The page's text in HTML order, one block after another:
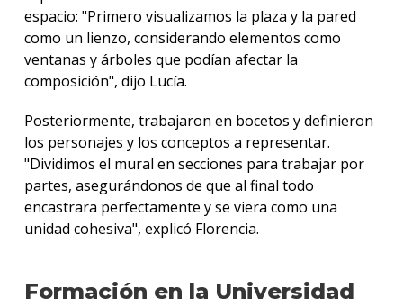
espacio: "Primero visualizamos la plaza y la pared
como un lienzo, considerando elementos como
ventanas y árboles que podían afectar la
composición", dijo Lucía.
Posteriormente, trabajaron en bocetos y definieron
los personajes y los conceptos a representar.
"Dividimos el mural en secciones para trabajar por
partes, asegurándonos de que al final todo
encastrara perfectamente y se viera como una
unidad cohesiva", explicó Florencia.
Formación en la Universidad